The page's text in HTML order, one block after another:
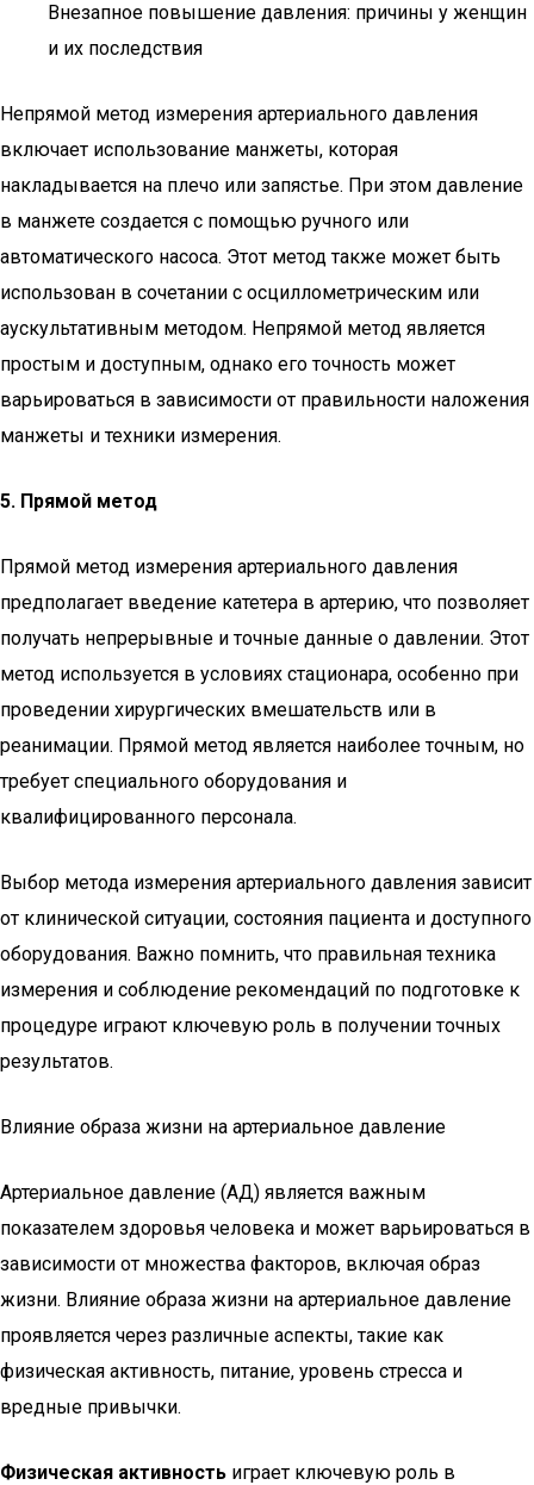
Внезапное повышение давления: причины у женщин
и их последствия
Непрямой метод измерения артериального давления
включает использование манжеты, которая
накладывается на плечо или запястье. При этом давление
в манжете создается с помощью ручного или
автоматического насоса. Этот метод также может быть
использован в сочетании с осциллометрическим или
аускультативным методом. Непрямой метод является
простым и доступным, однако его точность может
варьироваться в зависимости от правильности наложения
манжеты и техники измерения.
5. Прямой метод
Прямой метод измерения артериального давления
предполагает введение катетера в артерию, что позволяет
получать непрерывные и точные данные о давлении. Этот
метод используется в условиях стационара, особенно при
проведении хирургических вмешательств или в
реанимации. Прямой метод является наиболее точным, но
требует специального оборудования и
квалифицированного персонала.
Выбор метода измерения артериального давления зависит
от клинической ситуации, состояния пациента и доступного
оборудования. Важно помнить, что правильная техника
измерения и соблюдение рекомендаций по подготовке к
процедуре играют ключевую роль в получении точных
результатов.
Влияние образа жизни на артериальное давление
Артериальное давление (АД) является важным
показателем здоровья человека и может варьироваться в
зависимости от множества факторов, включая образ
жизни. Влияние образа жизни на артериальное давление
проявляется через различные аспекты, такие как
физическая активность, питание, уровень стресса и
вредные привычки.
Физическая активность играет ключевую роль в